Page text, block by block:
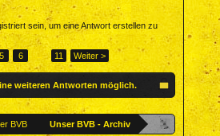
sein, um eine Antwort erstellen zu
5 6 → 11 Weiter >
weiteren Antworten möglich.
BVB Unser BVB - Archiv